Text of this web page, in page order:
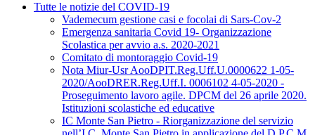
Tutte le notizie del COVID-19
Vademecum gestione casi e focolai di Sars-Cov-2
Emergenza sanitaria Covid 19- Organizzazione
Scolastica per avvio a.s. 2020-2021
Comitato di montoraggio Covid-19
Nota Miur-Usr AooDPIT.Reg.Uff.U.0000622 1-05-
2020/AooDRER.Reg.Uff.I. 0006102 4-05-2020 -
Proseguimento lavoro agile. DPCM del 26 aprile 2020.
Istituzioni scolastiche ed educative
IC Monte San Pietro - Riorganizzazione del servizio